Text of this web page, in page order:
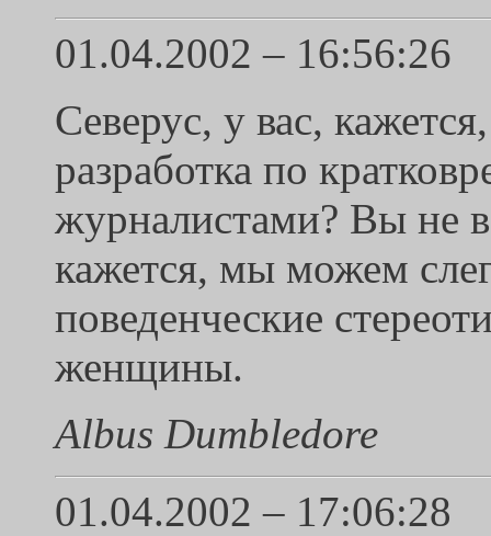
01.04.2002 – 16:56:26
Северус, у вас,
разработка по
журналистами? Вы не
кажется, мы можем
поведенческие
женщины.
Albus Dumbledore
01.04.2002 – 17:06:28